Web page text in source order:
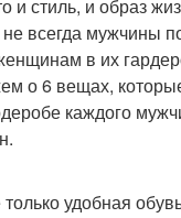
и стиль, и образ
всегда мужчины
в их
о 6 вещах,
каждого
удобная